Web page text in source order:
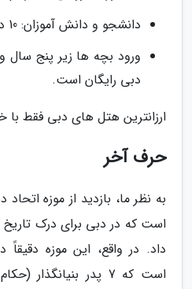
دانشجو و دانش آموزان: 10 درهم
ورود بچه ها زیر پنج سال و
دبی رایگان است.
ارزانترین هتل های دبی فقط با
حرف آخر
به نظر ما، بازدید از موزه
است که در دبی برای درک
داد. در واقع، این موزه